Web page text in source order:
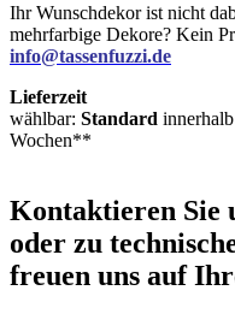
Ihr Wunschdekor ist nicht
mehrfarbige Dekore? Kein
info@tassenfuzzi.de
Lieferzeit
wählbar: Standard
Wochen**
Kontaktieren Sie
oder zu
freuen uns auf